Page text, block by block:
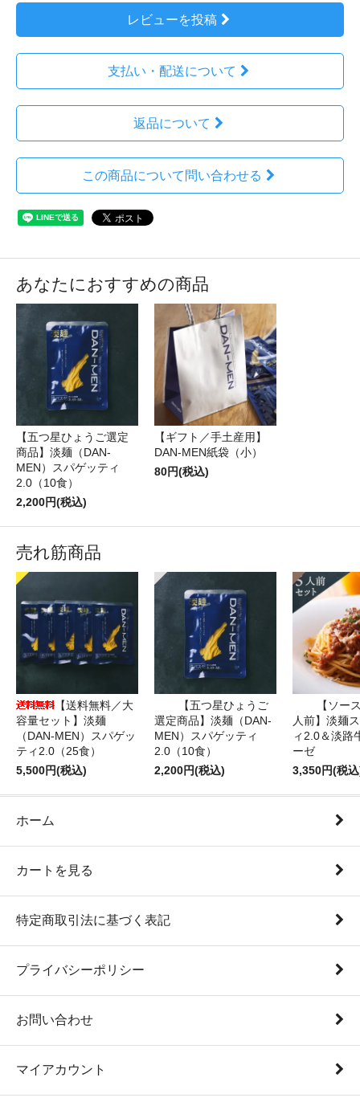
レビューを投稿
支払い・配送について
返品について
この商品について問い合わせる
あなたにおすすめの商品
【五つ星ひょうご選定
商品】淡麺（DAN-
MEN）スパゲッティ
2.0（10食）
2,200円(税込)
【ギフト／手土産用】
DAN-MEN紙袋（小）
80円(税込)
売れ筋商品
【送料無料／大
容量セット】淡麺
（DAN-MEN）スパゲッ
ティ2.0（25食）
5,500円(税込)
【五つ星ひょうご
選定商品】淡麺（DAN-
MEN）スパゲッティ
2.0（10食）
2,200円(税込)
【ソー
人前】淡麺
ィ2.0＆淡路
ーゼ
3,350円(税
ホーム
カートを見る
特定商取引法に基づく表記
プライバシーポリシー
お問い合わせ
マイアカウント